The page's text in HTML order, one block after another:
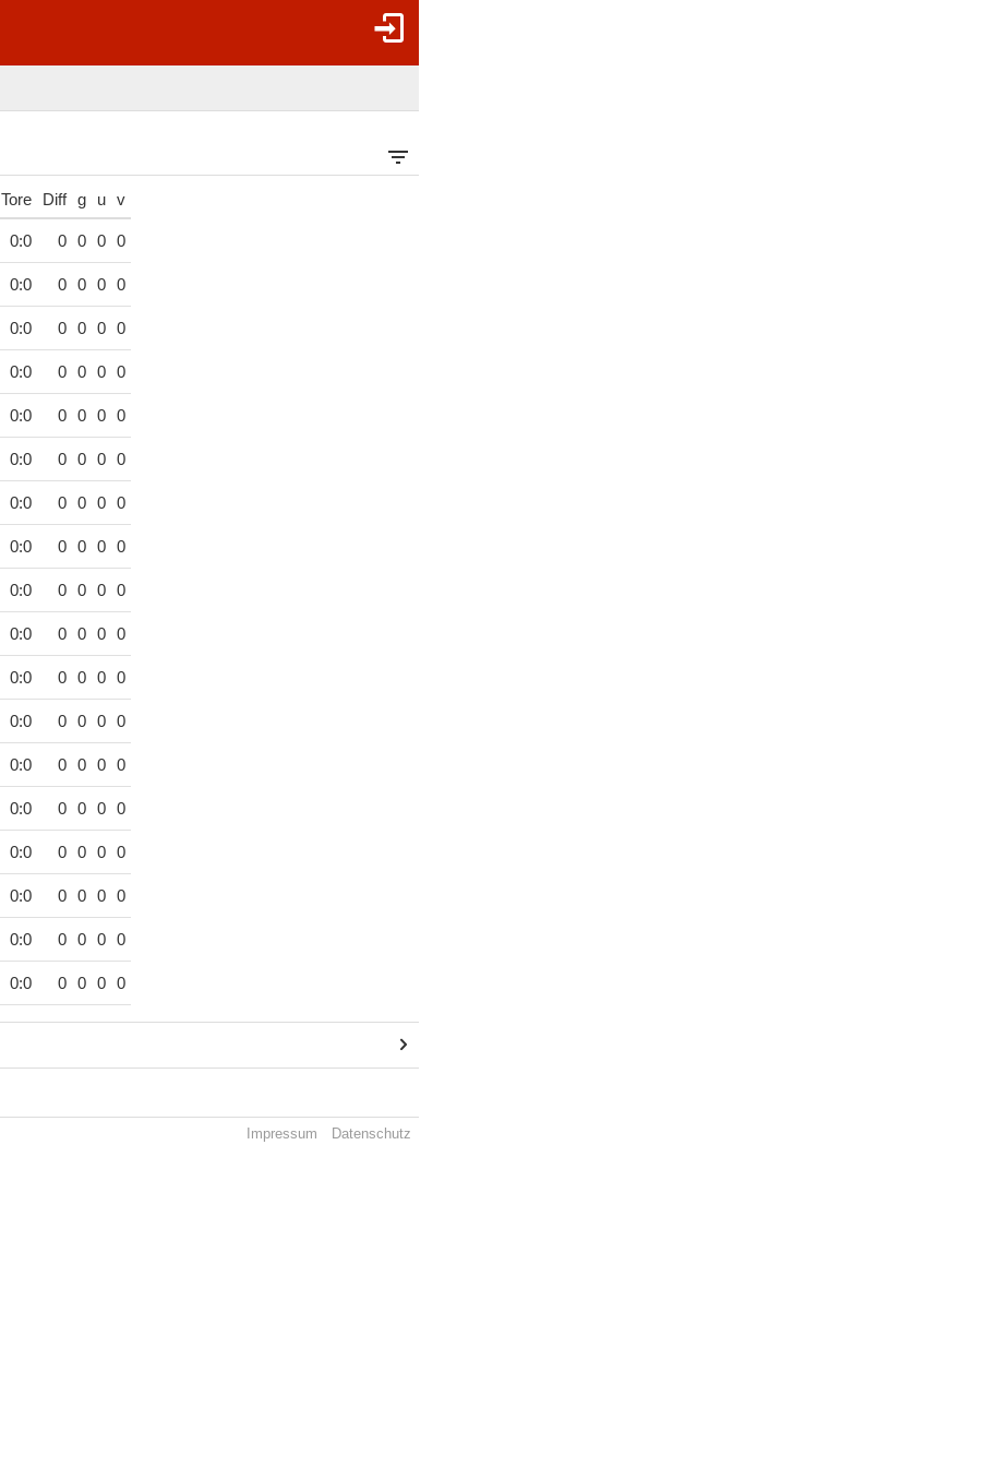
Tore Diff g u v
0:0 0 0 0 0
0:0 0 0 0 0
0:0 0 0 0 0
0:0 0 0 0 0
0:0 0 0 0 0
0:0 0 0 0 0
0:0 0 0 0 0
0:0 0 0 0 0
0:0 0 0 0 0
0:0 0 0 0 0
0:0 0 0 0 0
0:0 0 0 0 0
0:0 0 0 0 0
0:0 0 0 0 0
0:0 0 0 0 0
0:0 0 0 0 0
0:0 0 0 0 0
0:0 0 0 0 0
Impressum Datenschutz